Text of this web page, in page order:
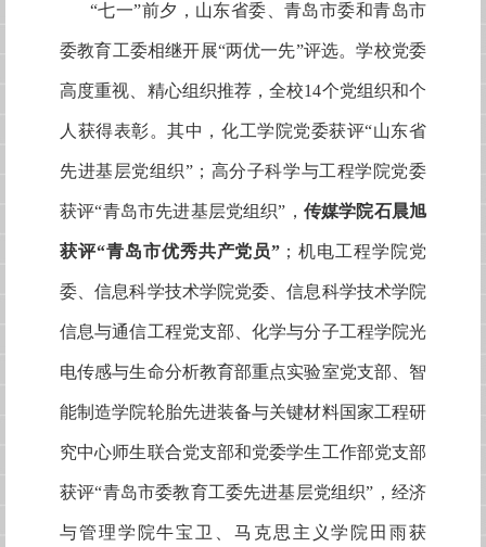
“七一”前夕，山东省委、青岛市委和青岛市
委教育工委相继开展“两优一先”评选。学校党委
高度重视、精心组织推荐，全校14个党组织和个
人获得表彰。其中，化工学院党委获评“山东省
先进基层党组织”；高分子科学与工程学院党委
获评“青岛市先进基层党组织”， 传媒学院石晨旭
获评“青岛市优秀共产党员” ；机电工程学院党
委、信息科学技术学院党委、信息科学技术学院
信息与通信工程党支部、化学与分子工程学院光
电传感与生命分析教育部重点实验室党支部、智
能制造学院轮胎先进装备与关键材料国家工程研
究中心师生联合党支部和党委学生工作部党支部
获评“青岛市委教育工委先进基层党组织”，经济
与管理学院牛宝卫、马克思主义学院田雨获